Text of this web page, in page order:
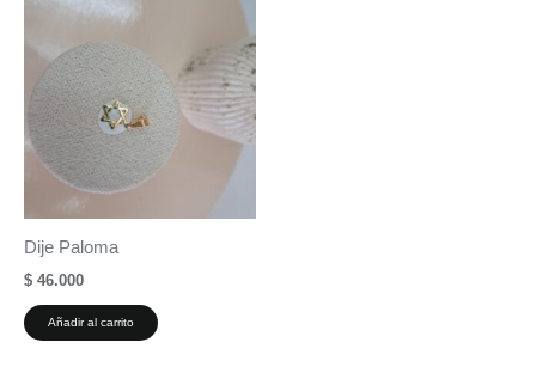
Dije Paloma
$ 46.000
Añadir al carrito